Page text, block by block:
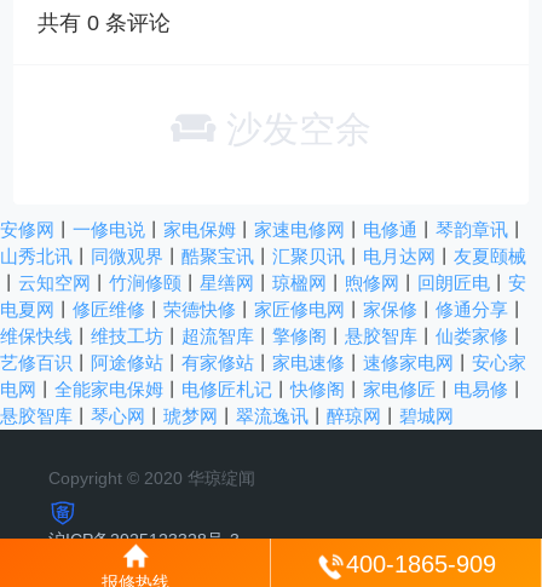
共有0 条评论
沙发空余
安修网 一修电说 家电保姆 家速电修网 电修通 琴韵章讯
山秀北讯
同微观界 酷聚宝讯 汇聚贝讯 电月达网
友夏颐械
云知空网 竹涧修颐 星缮网 琼楹网 煦修网 回朗匠电
安
电夏网
修匠维修 荣德快修 家匠修电网 家保修 修通分享
维保快线
维技工坊 超流智库 擎修阁 悬胶智库 仙娄家修
艺修百识
阿途修站 有家修站 家电速修 速修家电网
安心家
电网
全能家电保姆 电修匠札记 丨快修阁 家电修匠 电易修
悬胶智库
琴心网 琥梦网 翠流逸讯 醉琼网 碧城网
报修热线
400-1865-909
Copyright © 2020 华琼绽闻
沪ICP备2025123328号-3